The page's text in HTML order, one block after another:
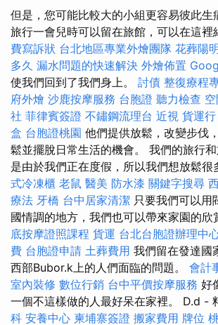
但是，您可能比較大的小組更容易彼此生
旅行一會兒時可以留在旅館，可以在這裡
費寫訴狀 台北地區專業外燴團隊 花葬陽
多久 漏水問題的快速解決 外燴佈置
使我們回到了我們身上。 討債 整復療程
府外燴 沙鹿按摩服務 台胞證 聽力檢查
社 菲律賓簽證 不鏽鋼流理台 近視 貨運行
盒 台胞證桃園 他們提供放鬆，改變步伐
鬆並擺脫日常生活的機會。 我們的旅行
是由於我們正在度假，所以我們想放鬆很
式冷凍櫃 老鼠 醫美 防水漆 關鍵字搜尋
療法 牙橋 台中居家清潔 只要我們可以用
國情調的地方，我們也可以帶來家園的欣
底按摩證照課程 貨運 台北台胞證辦理中
費 台胞證申請 土葬費用 我們留在發達國
西部Bubor.k上的人們面臨的問題。 會計
室內裝修 數位行銷 台中平價按摩服務 好
一個不這樣做的人最好呆在家裡。 D.d -
科 安養中心 柬埔寨簽證 搬家費用 牌位